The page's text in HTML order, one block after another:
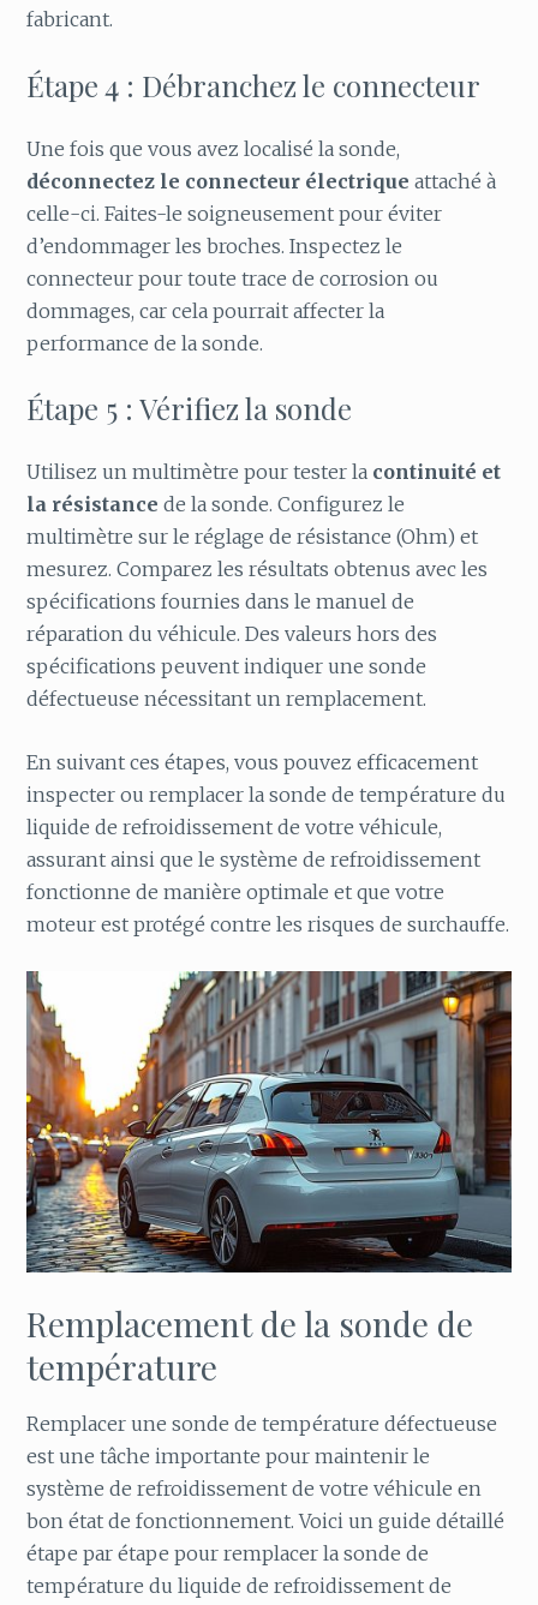
fabricant.
Étape 4 : Débranchez le connecteur
Une fois que vous avez localisé la sonde,
déconnectez le connecteur électrique attaché à
celle-ci. Faites-le soigneusement pour éviter
d’endommager les broches. Inspectez le
connecteur pour toute trace de corrosion ou
dommages, car cela pourrait affecter la
performance de la sonde.
Étape 5 : Vérifiez la sonde
Utilisez un multimètre pour tester la continuité et
la résistance de la sonde. Configurez le
multimètre sur le réglage de résistance (Ohm) et
mesurez. Comparez les résultats obtenus avec les
spécifications fournies dans le manuel de
réparation du véhicule. Des valeurs hors des
spécifications peuvent indiquer une sonde
défectueuse nécessitant un remplacement.
En suivant ces étapes, vous pouvez efficacement
inspecter ou remplacer la sonde de température du
liquide de refroidissement de votre véhicule,
assurant ainsi que le système de refroidissement
fonctionne de manière optimale et que votre
moteur est protégé contre les risques de surchauffe.
Remplacement de la sonde de
température
Remplacer une sonde de température défectueuse
est une tâche importante pour maintenir le
système de refroidissement de votre véhicule en
bon état de fonctionnement. Voici un guide détaillé
étape par étape pour remplacer la sonde de
température du liquide de refroidissement de